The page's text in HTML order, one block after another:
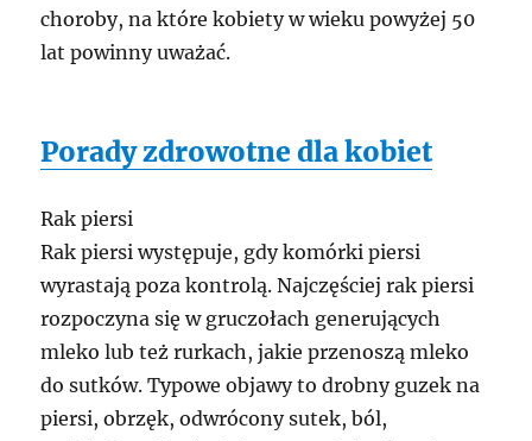
choroby, na które kobiety w wieku powyżej 50
lat powinny uważać.
Porady zdrowotne dla kobiet
Rak piersi
Rak piersi występuje, gdy komórki piersi
wyrastają poza kontrolą. Najczęściej rak piersi
rozpoczyna się w gruczołach generujących
mleko lub też rurkach, jakie przenoszą mleko
do sutków. Typowe objawy to drobny guzek na
piersi, obrzęk, odwrócony sutek, ból,